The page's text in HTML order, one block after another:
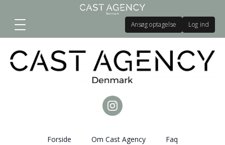
Ansøg optagelse Log ind
Forside Om Cast Agency Faq